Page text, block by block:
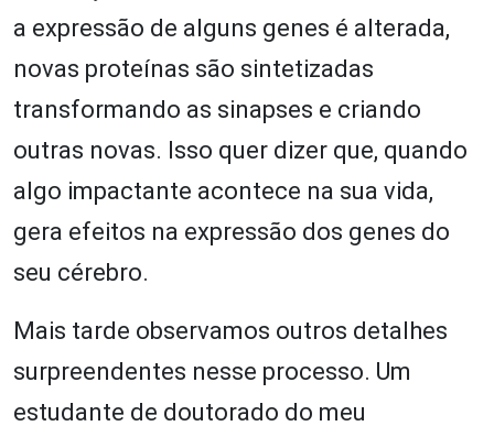
a expressão de alguns genes é alterada,
novas proteínas são sintetizadas
transformando as sinapses e criando
outras novas. Isso quer dizer que, quando
algo impactante acontece na sua vida,
gera efeitos na expressão dos genes do
seu cérebro.
Mais tarde observamos outros detalhes
surpreendentes nesse processo. Um
estudante de doutorado do meu